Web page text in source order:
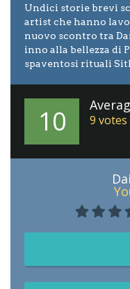
Undici storie brevi
artist che hanno
nuovo scontro tra
inno alla bellezza di
spaventosi rituali
10 9 votes